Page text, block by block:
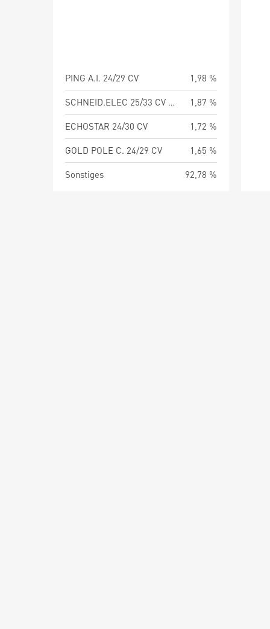
PING A.I. 24/29 CV
1,98 %
SCHNEID.ELEC 25/33 CV MTN
1,87 %
ECHOSTAR 24/30 CV
1,72 %
GOLD POLE C. 24/29 CV
1,65 %
Sonstiges
92,78 %